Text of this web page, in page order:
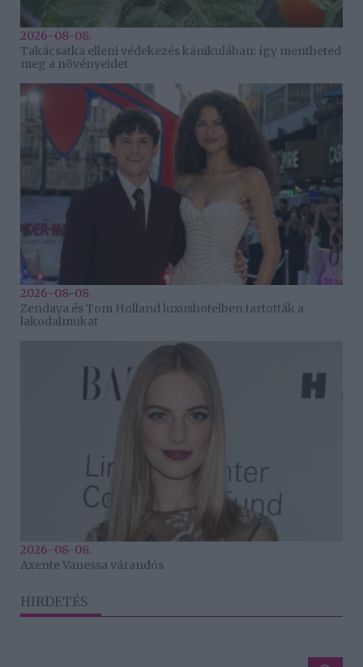
2026-08-08.
Takácsatka elleni védekezés kánikulában: így mentheted
meg a növényeidet
2026-08-08.
Zendaya és Tom Holland luxushotelben tartották a
lakodalmukat
2026-08-08.
Axente Vanessa várandós
HIRDETÉS